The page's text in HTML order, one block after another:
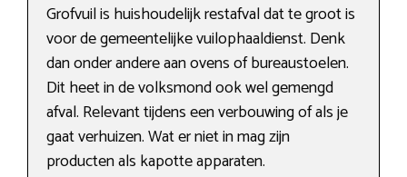
Grofvuil is huishoudelijk restafval dat te groot is
voor de gemeentelijke vuilophaaldienst. Denk
dan onder andere aan ovens of bureaustoelen.
Dit heet in de volksmond ook wel gemengd
afval. Relevant tijdens een verbouwing of als je
gaat verhuizen. Wat er niet in mag zijn
producten als kapotte apparaten.